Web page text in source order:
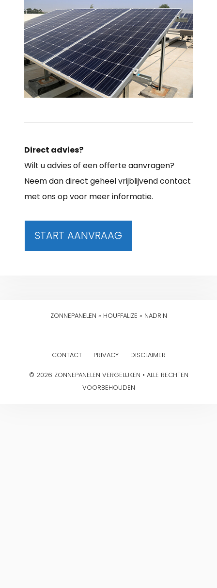
Direct advies?
Wilt u advies of een offerte aanvragen?
Neem dan direct geheel vrijblijvend contact
met ons op voor meer informatie.
START AANVRAAG
ZONNEPANELEN » HOUFFALIZE » NADRIN
CONTACT PRIVACY DISCLAIMER
© 2026 ZONNEPANELEN VERGELIJKEN • ALLE RECHTEN
VOORBEHOUDEN